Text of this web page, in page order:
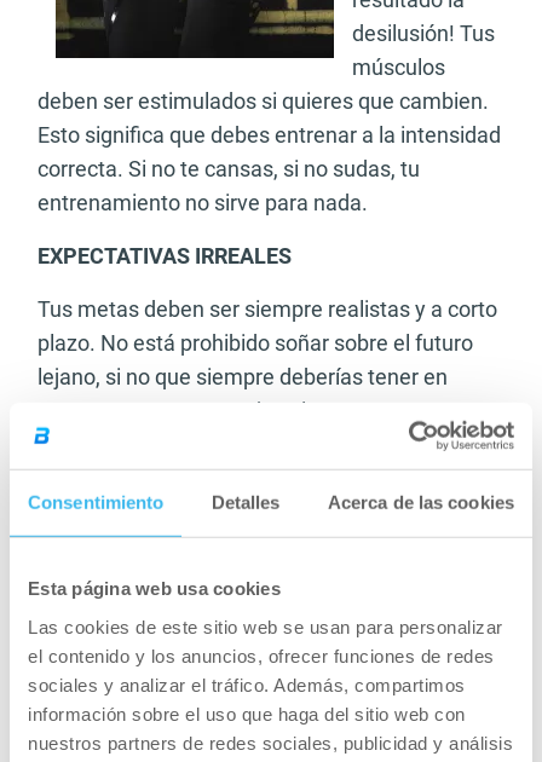
Consentimiento Detalles Acerca de las cookies
Esta página web usa cookies
Las cookies de este sitio web se usan para personalizar
el contenido y los anuncios, ofrecer funciones de redes
sociales y analizar el tráfico. Además, compartimos
información sobre el uso que haga del sitio web con
nuestros partners de redes sociales, publicidad y análisis
desilusión! Tus
músculos
deben ser estimulados si quieres que cambien.
Esto significa que debes entrenar a la intensidad
correcta. Si no te cansas, si no sudas, tu
entrenamiento no sirve para nada.
EXPECTATIVAS IRREALES
Tus metas deben ser siempre realistas y a corto
plazo. No está prohibido soñar sobre el futuro
lejano, si no que siempre deberías tener en
mente metas que puedas alcanzar en un
periodo de tiempo corto. Si tu sueño es subir al
escenario para competir, tu entrenamiento no
debería centrarse en pisar el escenario en tres
meses, si no en que deberías pesar 10kg menos
en tres meses.
Expectativas irreales pueden llevarte fácilmente
a sobreentrenar y lesionarte.
CUANDO CREES QUE SOLO EL
ENTRENAMIENTO DE ALTA INTENSIDAD TE